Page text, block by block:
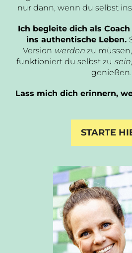
nur dann, wenn du selbst
Ich begleite dich als
ins authentische Leben.
Version werden zu
funktioniert du selbst zu sein
genießen.
Lass mich dich erinnern,
STARTE